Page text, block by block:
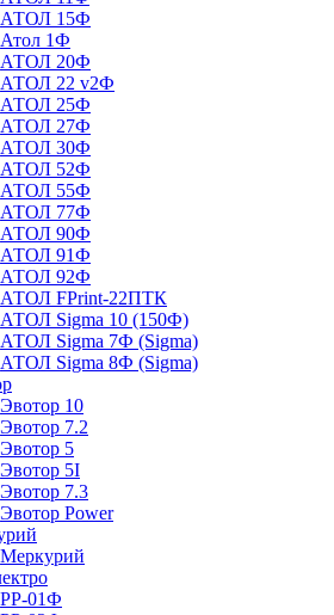
АТОЛ 15Ф
Атол 1Ф
АТОЛ 20Ф
АТОЛ 22 v2Ф
АТОЛ 25Ф
АТОЛ 27Ф
АТОЛ 30Ф
АТОЛ 52Ф
АТОЛ 55Ф
АТОЛ 77Ф
АТОЛ 90Ф
АТОЛ 91Ф
АТОЛ 92Ф
АТОЛ FPrint-22ПТК
АТОЛ Sigma 10 (150Ф)
АТОЛ Sigma 7Ф (Sigma)
АТОЛ Sigma 8Ф (Sigma)
Эвотор 10
Эвотор 7.2
Эвотор 5
Эвотор 5I
Эвотор 7.3
Эвотор Power
Меркурий
РР-01Ф